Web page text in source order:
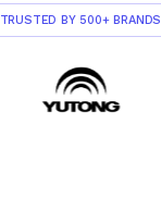
TRUSTED BY 500+ BRANDS